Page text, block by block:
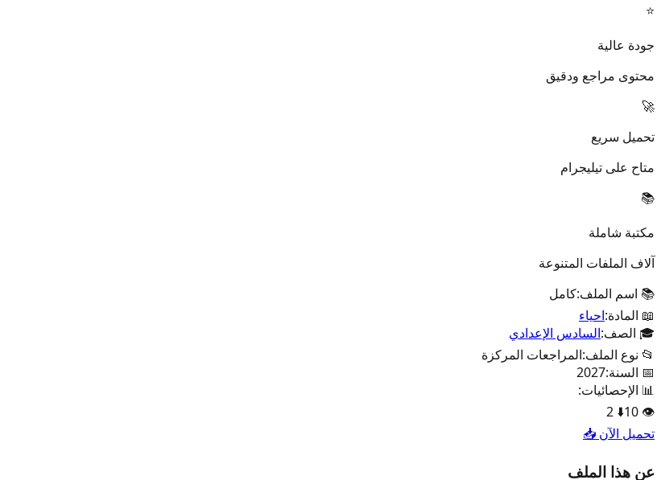
⭐
جودة عالية
محتوى مراجع ودقيق
🚀
تحميل سريع
متاح على تيليجرام
📚
مكتبة شاملة
آلاف الملفات المتنوعة
📚 اسم الملف:كامل
📖 المادة:احياء
🎓 الصف:السادس الإعدادي
📂 نوع الملف:المراجعات المركزة
📅 السنة:2027
📊 الإحصائيات:
👁️
10
⬇️
2
تحميل الآن 📥
عن هذا الملف